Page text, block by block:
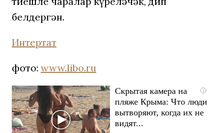
белдергән.
Интертат
фото: www.libo.ru
i
Скрытая камера на
пляже Крыма: Что люди
вытворяют, когда их не
видят...